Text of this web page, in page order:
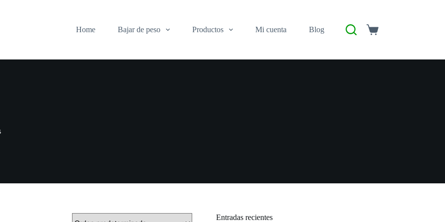
Home
Bajar de peso Productos Mi cuenta Blog
Carro
Entradas recientes